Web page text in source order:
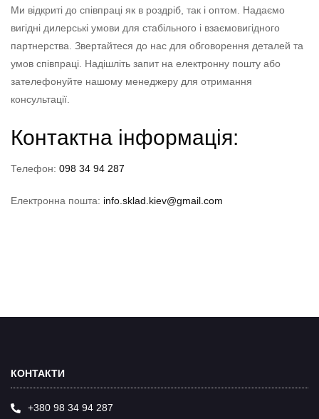
Ми відкриті до співпраці як в роздріб, так і оптом. Надаємо
вигідні дилерські умови для стабільного і взаємовигідного
партнерства. Звертайтеся до нас для обговорення деталей та
умов співпраці. Надішліть запит на електронну пошту або
зателефонуйте нашому менеджеру для отримання
консультації.
Контактна інформація:
Телефон: 098 34 94 287
Електронна пошта: info.sklad.kiev@gmail.com
КОНТАКТИ
+380 98 34 94 287